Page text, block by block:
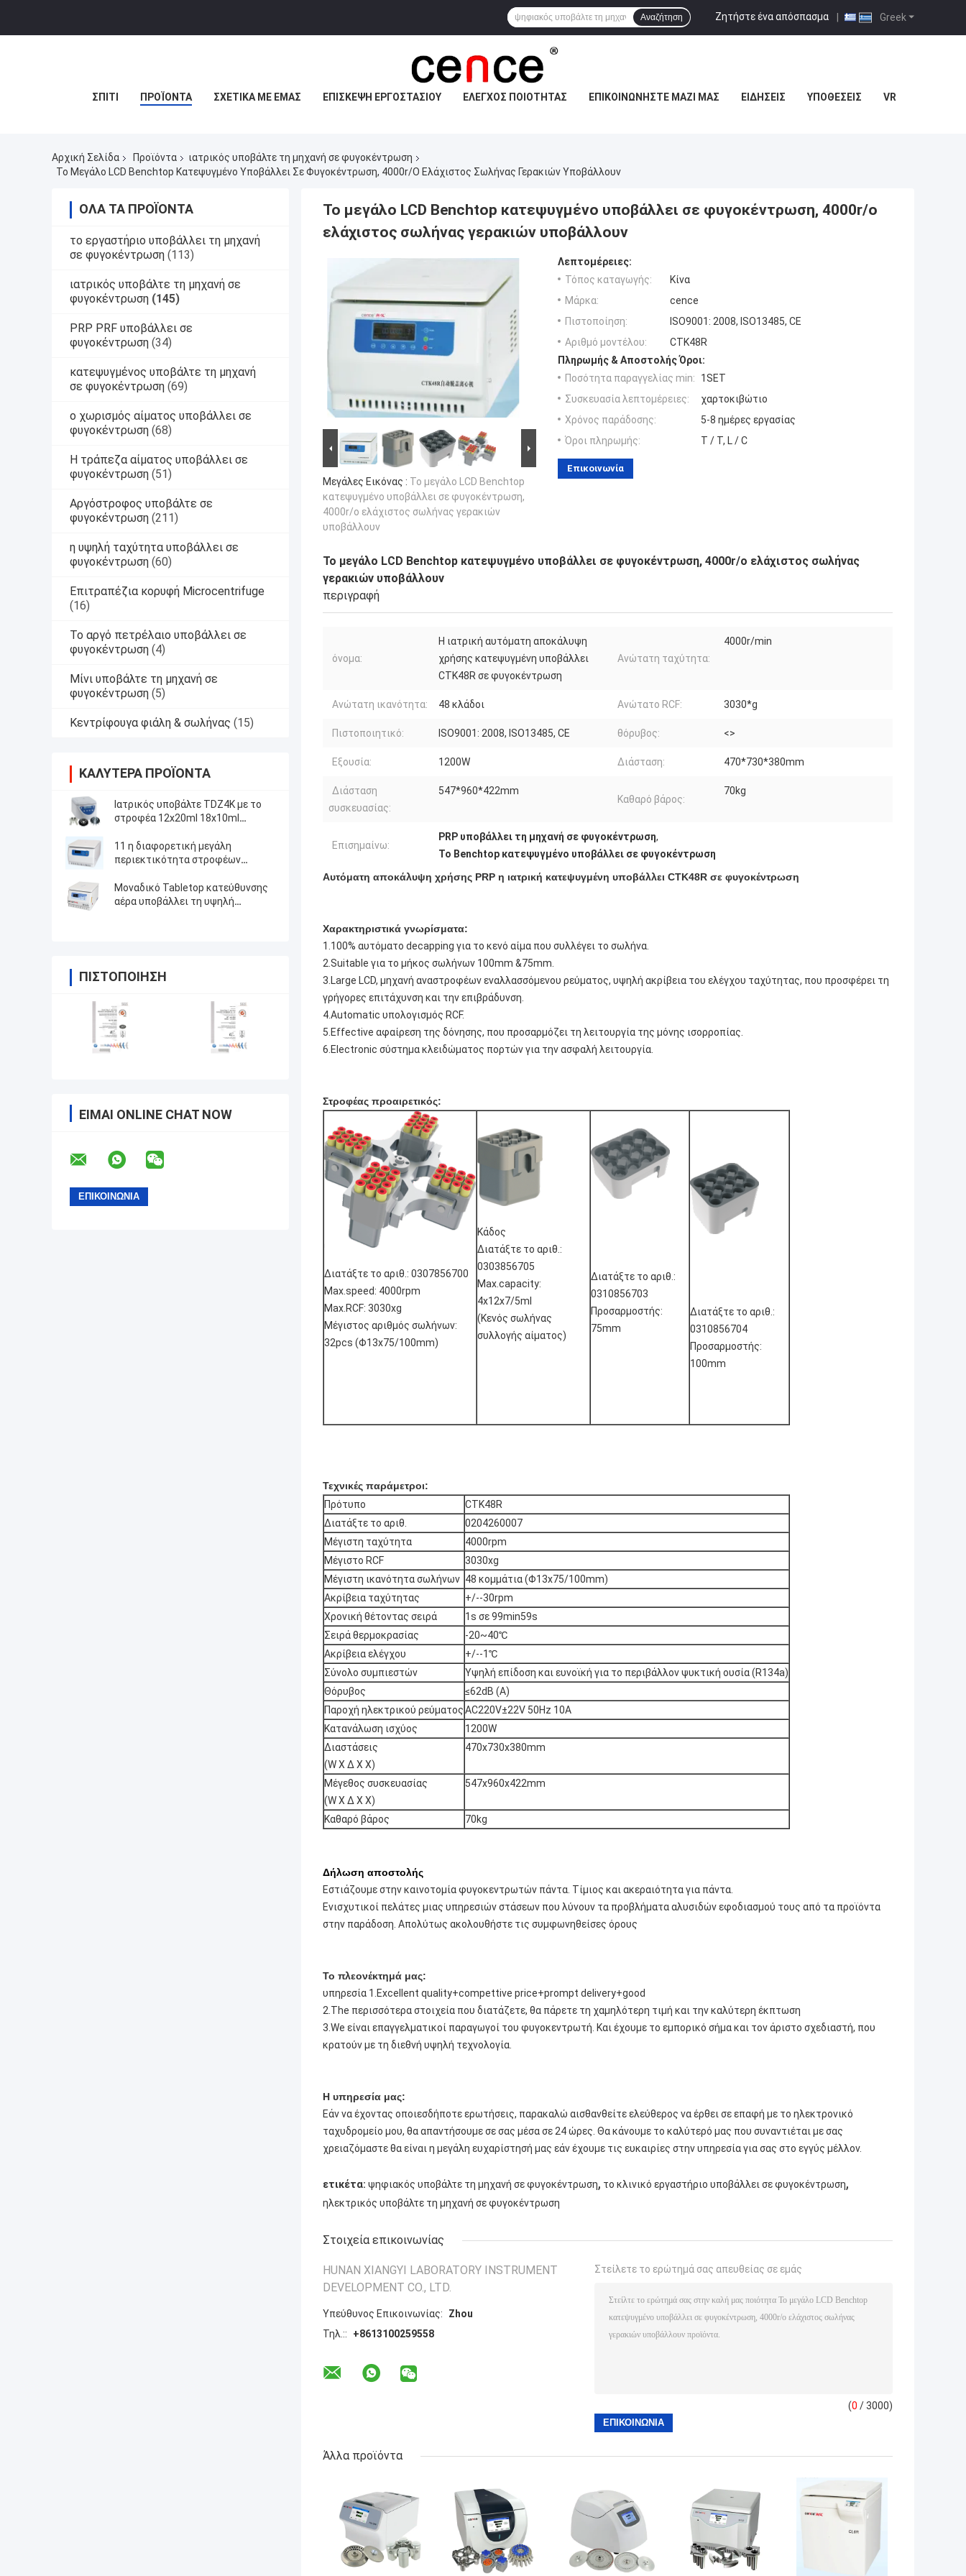
Greek
Ζητήστε ένα απόσπασμα |
Αναζήτηση
ΣΠΊΤΙ ΠΡΟΪΌΝΤΑ ΣΧΕΤΙΚΆ ΜΕ ΕΜΆΣ ΕΠΙΣΚΕΨΉ ΕΡΓΟΣΤΑΣΊΟΥ ΈΛΕΓΧΟΣ ΠΟΙΌΤΗΤΑΣ ΕΠΙΚΟΙΝΩΝΉΣΤΕ ΜΑΖΊ ΜΑΣ ΕΙΔΉΣΕΙΣ ΥΠΟΘΈΣΕΙΣ VR
Αρχική Σελίδα Προϊόντα
ιατρικός υποβάλτε τη μηχανή σε φυγοκέντρωση
Το Μεγάλο LCD Benchtop Κατεψυγμένο Υποβάλλει Σε Φυγοκέντρωση, 4000r/ο Ελάχιστος Σωλήνας Γερακιών Υποβάλλουν
ΌΛΑ ΤΑ ΠΡΟΪΌΝΤΑ
το εργαστήριο υποβάλλει τη μηχανή
σε φυγοκέντρωση (113)
ιατρικός υποβάλτε τη μηχανή σε
φυγοκέντρωση (145)
PRP PRF υποβάλλει σε
φυγοκέντρωση (34)
κατεψυγμένος υποβάλτε τη μηχανή
σε φυγοκέντρωση (69)
ο χωρισμός αίματος υποβάλλει σε
φυγοκέντρωση (68)
Η τράπεζα αίματος υποβάλλει σε
φυγοκέντρωση (51)
Αργόστροφος υποβάλτε σε
φυγοκέντρωση (211)
η υψηλή ταχύτητα υποβάλλει σε
φυγοκέντρωση (60)
Επιτραπέζια κορυφή Microcentrifuge
(16)
Το αργό πετρέλαιο υποβάλλει σε
φυγοκέντρωση (4)
Μίνι υποβάλτε τη μηχανή σε
φυγοκέντρωση (5)
Κεντρίφουγα φιάλη & σωλήνας (15)
ΚΑΛΎΤΕΡΑ ΠΡΟΪΌΝΤΑ
Ιατρικός υποβάλτε TDZ4K με το
στροφέα 12x20ml 18x10ml
γωνίας
11 η διαφορετική μεγάλη
περιεκτικότητα στροφέων
φυγοκέντρωση
Μοναδικό Tabletop κατεύθυνσης
αέρα υποβάλλει τη υψηλή
ΠΙΣΤΟΠΟΊΗΣΗ
ΕΊΜΑΙ ONLINE CHAT NOW
Το μεγάλο LCD Benchtop κατεψυγμένο υποβάλλει σε φυγοκέντρωση, 4000r/ο
ελάχιστος σωλήνας γερακιών υποβάλλουν
Μεγάλες Εικόνας : Το μεγάλο LCD Benchtop
κατεψυγμένο υποβάλλει σε φυγοκέντρωση,
4000r/ο ελάχιστος σωλήνας γερακιών
υποβάλλουν
Λεπτομέρειες:
Τόπος καταγωγής:
Κίνα
Μάρκα:
cence
Πιστοποίηση:
ISO9001: 2008, ISO13485, CE
Αριθμό μοντέλου:
CTK48R
Πληρωμής & Αποστολής Όροι:
Ποσότητα παραγγελίας min:
1SET
Συσκευασία λεπτομέρειες:
χαρτοκιβώτιο
Χρόνος παράδοσης:
5-8 ημέρες εργασίας
Όροι πληρωμής:
T / T, L / C
Επικοινωνία
Το μεγάλο LCD Benchtop κατεψυγμένο υποβάλλει σε φυγοκέντρωση, 4000r/ο ελάχιστος σωλήνας
γερακιών υποβάλλουν
περιγραφή
όνομα:
Η ιατρική αυτόματη αποκάλυψη
χρήσης κατεψυγμένη υποβάλλει
CTK48R σε φυγοκέντρωση
Ανώτατη ταχύτητα:
4000r/min
Ανώτατη ικανότητα: 48 κλάδοι Ανώτατο RCF: 3030*g
Πιστοποιητικό: ISO9001: 2008, ISO13485, CE θόρυβος: <>
Εξουσία: 1200W Διάσταση: 470*730*380mm
Διάσταση
συσκευασίας:
547*960*422mm
Καθαρό βάρος:
70kg
Επισημαίνω:
PRP υποβάλλει τη μηχανή σε φυγοκέντρωση,
Το Benchtop κατεψυγμένο υποβάλλει σε φυγοκέντρωση
Αυτόματη αποκάλυψη χρήσης PRP η ιατρική κατεψυγμένη υποβάλλει CTK48R σε φυγοκέντρωση
Χαρακτηριστικά γνωρίσματα:
1.100% αυτόματο decapping για το κενό αίμα που συλλέγει το σωλήνα.
2.Suitable για το μήκος σωλήνων 100mm &75mm.
3.Large LCD, μηχανή αναστροφέων εναλλασσόμενου ρεύματος, υψηλή ακρίβεια του ελέγχου ταχύτητας, που προσφέρει τη
γρήγορες επιτάχυνση και την επιβράδυνση.
4.Automatic υπολογισμός RCF.
5.Effective αφαίρεση της δόνησης, που προσαρμόζει τη λειτουργία της μόνης ισορροπίας.
6.Electronic σύστημα κλειδώματος πορτών για την ασφαλή λειτουργία.
Στροφέας προαιρετικός:
Διατάξτε το αριθ.: 0307856700
Max.speed: 4000rpm
Max.RCF: 3030xg
Μέγιστος αριθμός σωλήνων:
32pcs (Φ13x75/100mm)
Κάδος
Διατάξτε το αριθ.:
0303856705
Max.capacity:
4x12x7/5ml
(Κενός σωλήνας
συλλογής αίματος)
Διατάξτε το αριθ.:
0310856703
Προσαρμοστής:
75mm
Διατάξτε το αριθ.:
0310856704
Προσαρμοστής:
100mm
Τεχνικές παράμετροι:
Πρότυπο
CTK48R
Διατάξτε το αριθ.
0204260007
Μέγιστη ταχύτητα
4000rpm
Μέγιστο RCF
3030xg
Μέγιστη ικανότητα σωλήνων 48 κομμάτια (Φ13x75/100mm)
Ακρίβεια ταχύτητας
+/--30rpm
Χρονική θέτοντας σειρά
1s σε 99min59s
Σειρά θερμοκρασίας
-20~40℃
Ακρίβεια ελέγχου
+/--1℃
Σύνολο συμπιεστών
Υψηλή επίδοση και ευνοϊκή για το περιβάλλον ψυκτική ουσία (R134a)
Θόρυβος
≤62dB (Α)
Παροχή ηλεκτρικού ρεύματοςAC220V±22V 50Hz 10A
Κατανάλωση ισχύος
1200W
Διαστάσεις
(W Χ Δ Χ Χ)
470x730x380mm
Μέγεθος συσκευασίας
(W Χ Δ Χ Χ)
547x960x422mm
Καθαρό βάρος 70kg
Δήλωση αποστολής
Εστιάζουμε στην καινοτομία φυγοκεντρωτών πάντα. Τίμιος και ακεραιότητα για πάντα.
Ενισχυτικοί πελάτες μιας υπηρεσιών στάσεων που λύνουν τα προβλήματα αλυσιδών εφοδιασμού τους από τα προϊόντα
στην παράδοση. Απολύτως ακολουθήστε τις συμφωνηθείσες όρους
Το πλεονέκτημά μας:
υπηρεσία 1.Excellent quality+compettive price+prompt delivery+good
2.The περισσότερα στοιχεία που διατάζετε, θα πάρετε τη χαμηλότερη τιμή και την καλύτερη έκπτωση
3.We είναι επαγγελματικοί παραγωγοί του φυγοκεντρωτή. Και έχουμε το εμπορικό σήμα και τον άριστο σχεδιαστή, που
κρατούν με τη διεθνή υψηλή τεχνολογία.
Η υπηρεσία μας:
Εάν να έχοντας οποιεσδήποτε ερωτήσεις, παρακαλώ αισθανθείτε ελεύθερος να έρθει σε επαφή με το ηλεκτρονικό
ταχυδρομείο μου, θα απαντήσουμε σε σας μέσα σε 24 ώρες. Θα κάνουμε το καλύτερό μας που συναντιέται με σας
χρειαζόμαστε θα είναι η μεγάλη ευχαρίστησή μας εάν έχουμε τις ευκαιρίες στην υπηρεσία για σας στο εγγύς μέλλον.
ετικέτα: ψηφιακός υποβάλτε τη μηχανή σε φυγοκέντρωση, το κλινικό εργαστήριο υποβάλλει σε φυγοκέντρωση,
ηλεκτρικός υποβάλτε τη μηχανή σε φυγοκέντρωση
Στοιχεία επικοινωνίας
HUNAN XIANGYI LABORATORY INSTRUMENT
DEVELOPMENT CO., LTD.
Υπεύθυνος Επικοινωνίας:
Zhou
Τηλ.::
+8613100259558
Στείλετε το ερώτημά σας απευθείας σε εμάς
(0 / 3000)
Άλλα προϊόντα